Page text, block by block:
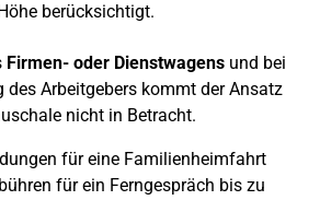
berücksichtigt.
Firmen- oder Dienstwagens und bei
des Arbeitgebers kommt der Ansatz
nicht in Betracht.
für eine Familienheimfahrt
für ein Ferngespräch bis zu